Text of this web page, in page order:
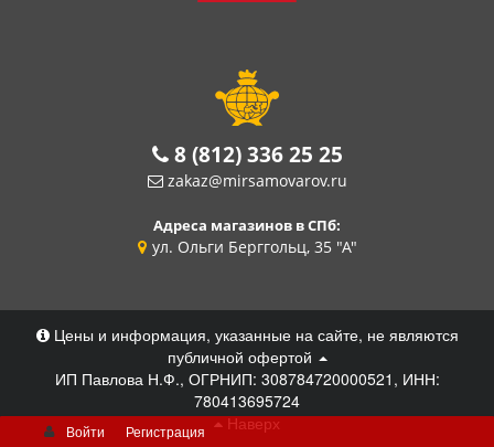
8 (812) 336 25 25
zakaz@mirsamovarov.ru
Адреса магазинов в СПб:
ул. Ольги Берггольц, 35 "А"
Цены и информация, указанные на сайте, не являются
публичной офертой
ИП Павлова Н.Ф., ОГРНИП: 308784720000521, ИНН:
780413695724
Наверх
Войти
Регистрация